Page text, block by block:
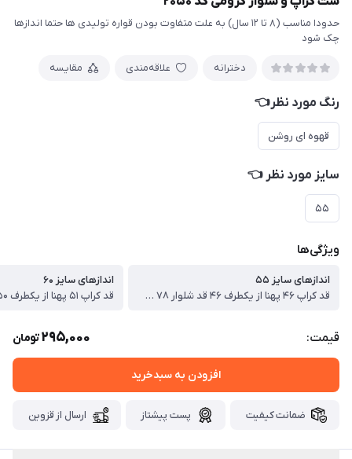
حدودا مناسب (۸ تا ۱۲ سال) به علت متفاوت بودن قواره تولیدی ها حتما اندازها
چک شود
دخترانه علاقه‌مندی مقایسه
رنگ مورد نظر👈
قهوه ای روشن
سایز مورد نظر 👈
۵۵
ویژگی‌ها
اندازهای سایز ۵۵
قد کراپ ۴۶ پهنا از یکطرف ۴۶ قد شلوار ۷۸ سانت
اندازهای سایز ۶۰
قیمت: 295,000تومان
افزودن به سبدخرید
ضمانت کیفیت پست پیشتاز ارسال از قزوین